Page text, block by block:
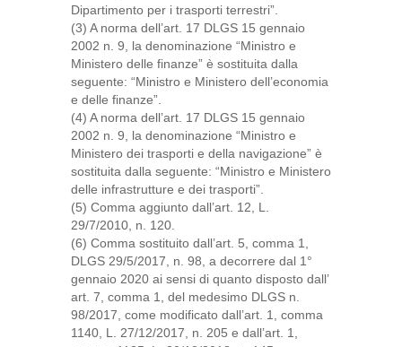
Dipartimento per i trasporti terrestri”.
(3) A norma dell’art. 17 DLGS 15 gennaio
2002 n. 9, la denominazione “Ministro e
Ministero delle finanze” è sostituita dalla
seguente: “Ministro e Ministero dell’economia
e delle finanze”.
(4) A norma dell’art. 17 DLGS 15 gennaio
2002 n. 9, la denominazione “Ministro e
Ministero dei trasporti e della navigazione” è
sostituita dalla seguente: “Ministro e Ministero
delle infrastrutture e dei trasporti”.
(5) Comma aggiunto dall’art. 12, L.
29/7/2010, n. 120.
(6) Comma sostituito dall’art. 5, comma 1,
DLGS 29/5/2017, n. 98, a decorrere dal 1°
gennaio 2020 ai sensi di quanto disposto dall’
art. 7, comma 1, del medesimo DLGS n.
98/2017, come modificato dall’art. 1, comma
1140, L. 27/12/2017, n. 205 e dall’art. 1,